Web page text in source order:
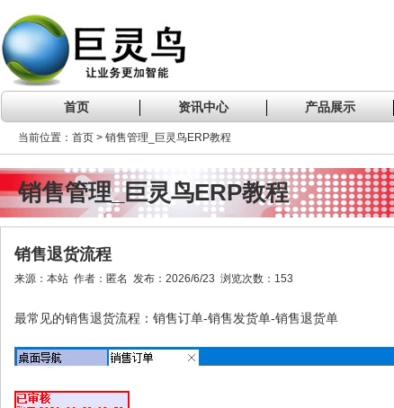
首页 资讯中心 产品展示
当前位置：首页 > 销售管理_巨灵鸟ERP教程
销售管理_巨灵鸟ERP教程
销售退货流程
来源：本站 作者：匿名 发布：2026/6/23 浏览次数：153
最常见的销售退货流程：销售订单-销售发货单-销售退货单